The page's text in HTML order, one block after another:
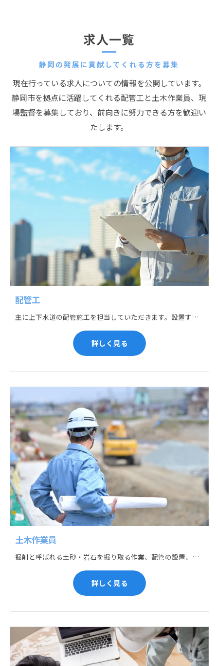
静岡の発展に貢献してくれる方を募集
求人一覧
現在行っている求人についての情報を公開しています。
静岡市を拠点に活躍してくれる配管工と土木作業員、現
場監督を募集しており、前向きに努力できる方を歓迎い
たします。
配管工
主に上下水道の配管施工を担当していただきます。設置する場所に応じて配管の形状や流れを工夫する管加工、ねじ切り、管締め、そして管据付作業になり、5人以上のチームで動くことが多いです。
詳しく見る
土木作業員
掘削と呼ばれる土砂・岩石を掘り取る作業、配管の設置、埋戻しの順に手作業と機械作業の併用をして行います。また、作業に使用する管材料の運搬作業も、機械と手作業にて行っています。
詳しく見る